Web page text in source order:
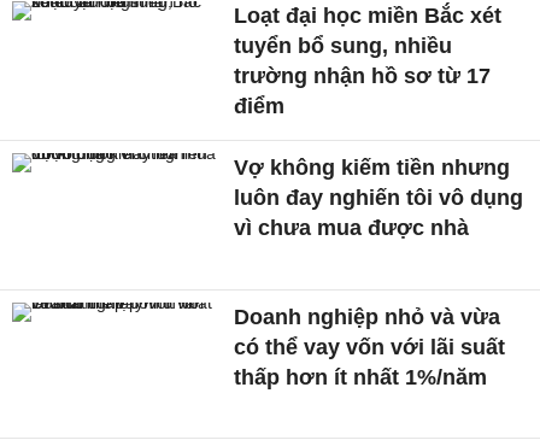
Loạt đại học miền Bắc xét
tuyển bổ sung, nhiều
trường nhận hồ sơ từ 17
điểm
Vợ không kiếm tiền nhưng
luôn đay nghiến tôi vô dụng
vì chưa mua được nhà
Doanh nghiệp nhỏ và vừa
có thể vay vốn với lãi suất
thấp hơn ít nhất 1%/năm